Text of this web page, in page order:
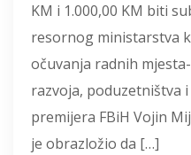
KM i 1.000,00 KM biti
resornog ministarstva
očuvanja radnih
razvoja, poduzetništva
premijera FBiH Vojin
je obrazložio da […]